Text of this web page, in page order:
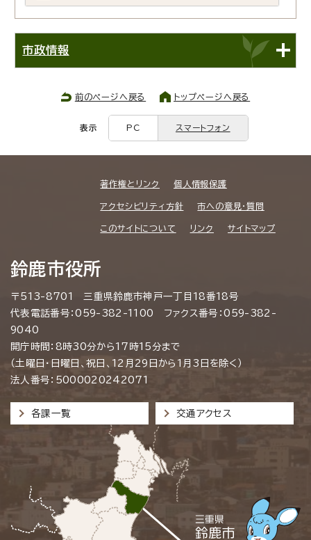
市政情報
前のページへ戻る トップページへ戻る
表示 PC スマートフォン
著作権とリンク 個人情報保護
アクセシビリティ方針 市への意見・質問
このサイトについて リンク サイトマップ
鈴鹿市役所
〒513-8701 三重県鈴鹿市神戸一丁目18番18号
代表電話番号：059-382-1100 ファクス番号：059-382-
9040
開庁時間：8時30分から17時15分まで
（土曜日・日曜日、祝日、12月29日から1月3日を除く）
法人番号：5000020242071
各課一覧 交通アクセス